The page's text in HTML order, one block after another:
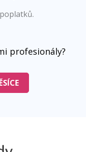
profesionály?